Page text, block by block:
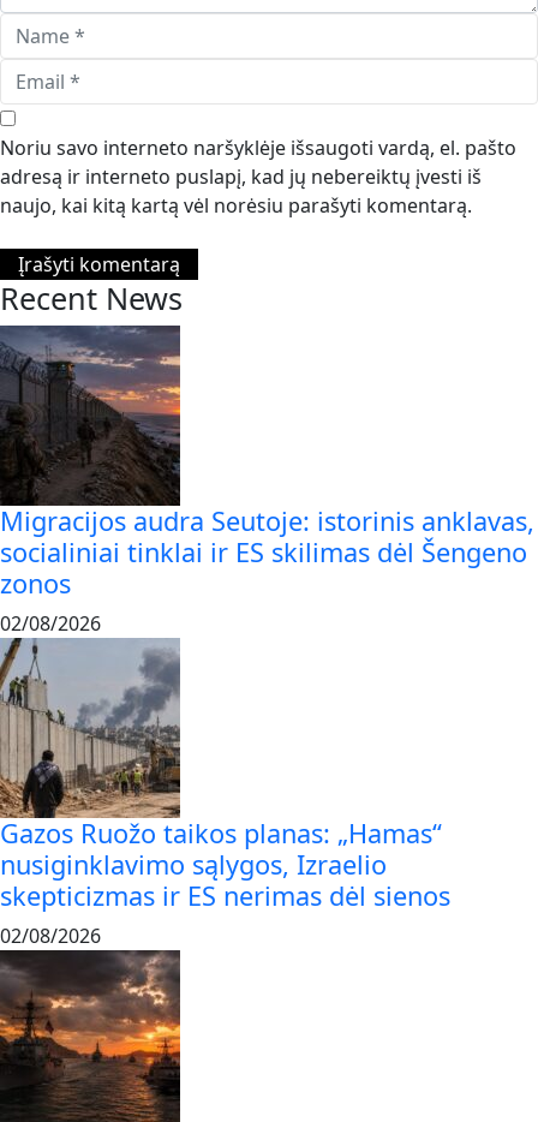
Noriu savo interneto naršyklėje išsaugoti vardą, el. pašto
adresą ir interneto puslapį, kad jų nebereiktų įvesti iš
naujo, kai kitą kartą vėl norėsiu parašyti komentarą.
Recent News
Migracijos audra Seutoje: istorinis anklavas,
socialiniai tinklai ir ES skilimas dėl Šengeno
zonos
02/08/2026
Gazos Ruožo taikos planas: „Hamas“
nusiginklavimo sąlygos, Izraelio
skepticizmas ir ES nerimas dėl sienos
02/08/2026